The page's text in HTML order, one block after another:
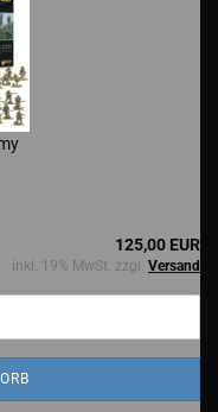
125,00 EUR
inkl. 19% MwSt. zzgl. Versand